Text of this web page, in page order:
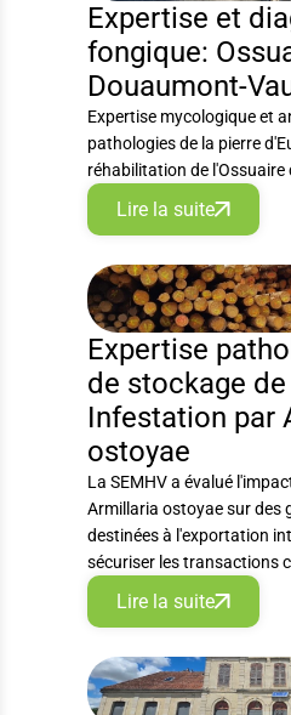
Expertise et
fongique:
Douaumont-
Expertise mycologique et
pathologies de la pierre
réhabilitation de
Lire la suite
Expertise
de stockage
Infestation par
ostoyae
La SEMHV a évalué
Armillaria ostoyae sur des
destinées à l'exportation
sécuriser les transactions
Lire la suite